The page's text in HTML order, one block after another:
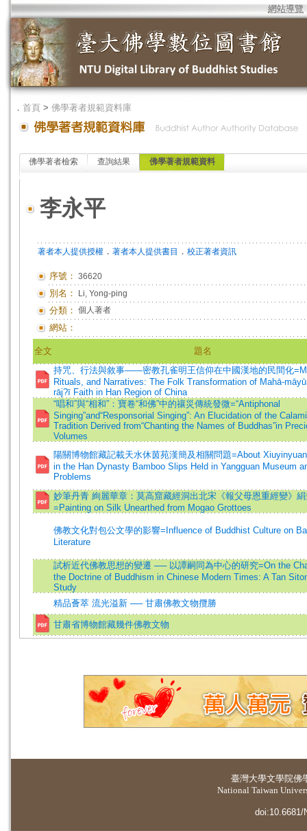
網站導覽
． 首頁 > 佛學著者規範資料庫
佛學著者檢索 查詢結果 佛學著者規範資料
李永平
著者本人提供授權 ． 著者本人提供書目 ． 校正著者資訊
序號： 36620
別名： Li, Yong-ping
分類： 個人著者
網站：
全文
題名
持咒、行法與敘事——密教孔雀明王信仰在中國漢地的民間化
Rituals, and Narratives: The Folk Transformation of Mahā-
rāj?ī Faith in Han Region of China
“唱和”與“相和”：寶卷“和佛”中的禳災傳統發微=“Antiphonal
Singing”and“Responsorial Singing”: An Elucidation of the
Tradition Derived from“Chanting the Names of Buddhas”in
Volumes
陽關博物館藏記載天水休茵苑漢簡及相關問題=About
in the Han Dynasty Bamboo Slips Held in Yangguan Museum
Problems
妙筆丹青 絢麗華章：莫高窟藏經洞出北宋《報父母恩重經變》
=Painting on Silk Unearthed from Mogao Grottoes
佛教文化對包公文學的影響=Influence of Buddhist Culture on
Literature
試析近代佛教思想的變遷 ── 以譚嗣同為中心的研究=On the
the Doctrine of Buddhism in Chinese Modern Times: A Tan
Study
精品薈萃 流光溢新 ── 甘肅佛教文物攬勝
甘肅省博物館藏幾件佛教文物
臺灣大學文學院佛
National Taiwan
doi:10.6681/